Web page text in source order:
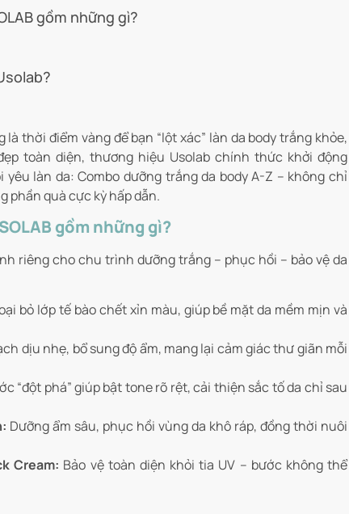
gồm những gì?
thời điểm vàng để bạn “lột xác” làn da body trắng khỏe,
toàn diện, thương hiệu Usolab chính thức khởi động
làn da: Combo dưỡng trắng da body A-Z – không chỉ
phần quà cực kỳ hấp dẫn.
gồm những gì?
riêng cho chu trình dưỡng trắng – phục hồi – bảo vệ da
bỏ lớp tế bào chết xỉn màu, giúp bề mặt da mềm mịn và
dịu nhẹ, bổ sung độ ẩm, mang lại cảm giác thư giãn mỗi
“đột phá” giúp bật tone rõ rệt, cải thiện sắc tố da chỉ sau
Dưỡng ẩm sâu, phục hồi vùng da khô ráp, đồng thời nuôi
Cream: Bảo vệ toàn diện khỏi tia UV – bước không thể